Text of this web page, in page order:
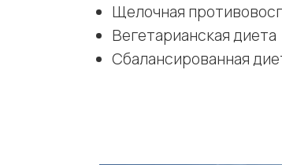
Щелочная
Вегетарианская диета
Сбалансированная